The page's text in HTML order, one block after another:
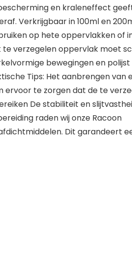
en kraleneffect
Verkrijgbaar in 100ml en
op hete oppervlakken of
verzegelen oppervlak moet
bewegingen en polijst
Tips: Het aanbrengen van
ervoor te zorgen dat de te
De stabiliteit en
raden wij onze Racoon
Dit garandeert